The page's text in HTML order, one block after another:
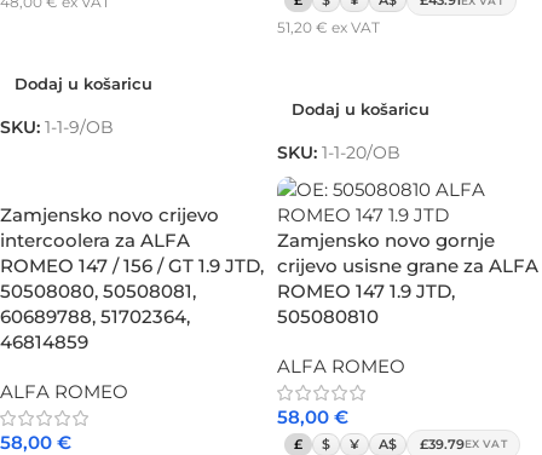
Dodaj u košaricu
SKU: 1-1-9/OB
51,20 € ex VAT
Dodaj u košaricu
SKU: 1-1-20/OB
Zamjensko novo crijevo
intercoolera za ALFA
ROMEO 147 / 156 / GT 1.9 JTD,
50508080, 50508081,
60689788, 51702364,
46814859
ALFA ROMEO
58,00 €
Zamjensko novo gornje
crijevo usisne grane za ALFA
ROMEO 147 1.9 JTD,
505080810
ALFA ROMEO
58,00 €
£ $ ¥ A$ £39.79EX VAT